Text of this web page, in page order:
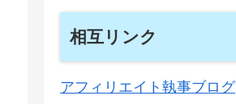
相互リンク
アフィリエイト執事ブログ